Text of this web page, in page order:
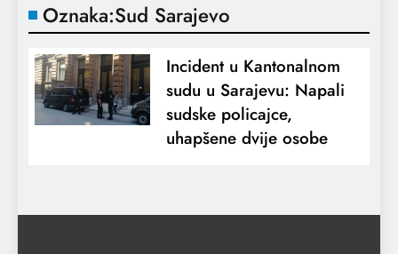
Oznaka:Sud Sarajevo
Incident u Kantonalnom
sudu u Sarajevu: Napali
sudske policajce,
uhapšene dvije osobe